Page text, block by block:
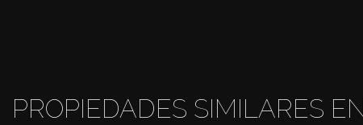
PROPIEDADES SIMILARES